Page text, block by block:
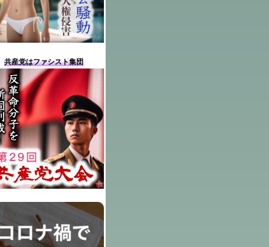
共産党はファシスト集団